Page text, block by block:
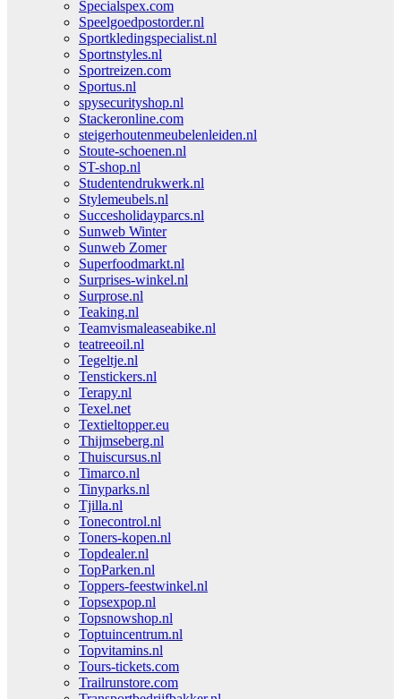
Specialspex.com
Speelgoedpostorder.nl
Sportkledingspecialist.nl
Sportnstyles.nl
Sportreizen.com
Sportus.nl
spysecurityshop.nl
Stackeronline.com
steigerhoutenmeubelenleiden.nl
Stoute-schoenen.nl
ST-shop.nl
Studentendrukwerk.nl
Stylemeubels.nl
Succesholidayparcs.nl
Sunweb Winter
Sunweb Zomer
Superfoodmarkt.nl
Surprises-winkel.nl
Surprose.nl
Teaking.nl
Teamvismaleaseabike.nl
teatreeoil.nl
Tegeltje.nl
Tenstickers.nl
Terapy.nl
Texel.net
Textieltopper.eu
Thijmseberg.nl
Thuiscursus.nl
Timarco.nl
Tinyparks.nl
Tjilla.nl
Tonecontrol.nl
Toners-kopen.nl
Topdealer.nl
TopParken.nl
Toppers-feestwinkel.nl
Topsexpop.nl
Topsnowshop.nl
Toptuincentrum.nl
Topvitamins.nl
Tours-tickets.com
Trailrunstore.com